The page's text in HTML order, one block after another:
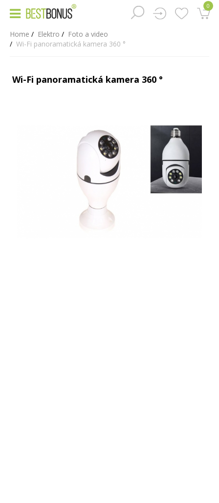
0
Home Elektro
Foto a video
Wi-Fi panoramatická kamera 360 °
Wi-Fi panoramatická kamera 360 °